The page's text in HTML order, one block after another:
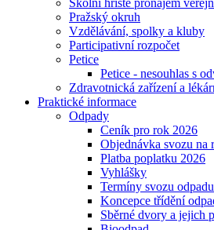
Školní hřiště pronájem
Pražský okruh
Vzdělávání, spolky a kluby
Participativní rozpočet
Petice
Petice - nesouhlas s
Zdravotnická zařízení a
Praktické informace
Odpady
Ceník pro rok 2026
Objednávka svozu na
Platba poplatku 2026
Vyhlášky
Termíny svozu odpadu
Koncepce třídění
Sběrné dvory a jejich